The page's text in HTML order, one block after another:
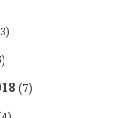
(7)